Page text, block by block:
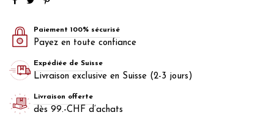
Paiement 100% sécurisé
Payez en toute confiance
Expédiée de Suisse
Livraison exclusive en Suisse (2-3 jours)
Livraison offerte
dès 99.-CHF d’achats